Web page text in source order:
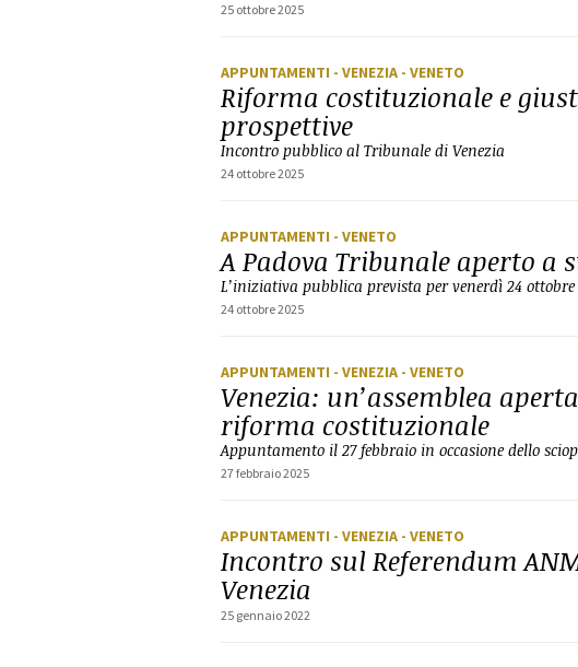
25 ottobre 2025
APPUNTAMENTI - VENEZIA - VENETO
Riforma costituzionale e
prospettive
Incontro pubblico al Tribunale di Venezia
24 ottobre 2025
APPUNTAMENTI - VENETO
A Padova Tribunale aperto a
L’iniziativa pubblica prevista per venerdì 24 ottobre
24 ottobre 2025
APPUNTAMENTI - VENEZIA - VENETO
Venezia: un’assemblea
riforma costituzionale
Appuntamento il 27 febbraio in occasione dello
27 febbraio 2025
APPUNTAMENTI - VENEZIA - VENETO
Incontro sul Referendum
Venezia
25 gennaio 2022